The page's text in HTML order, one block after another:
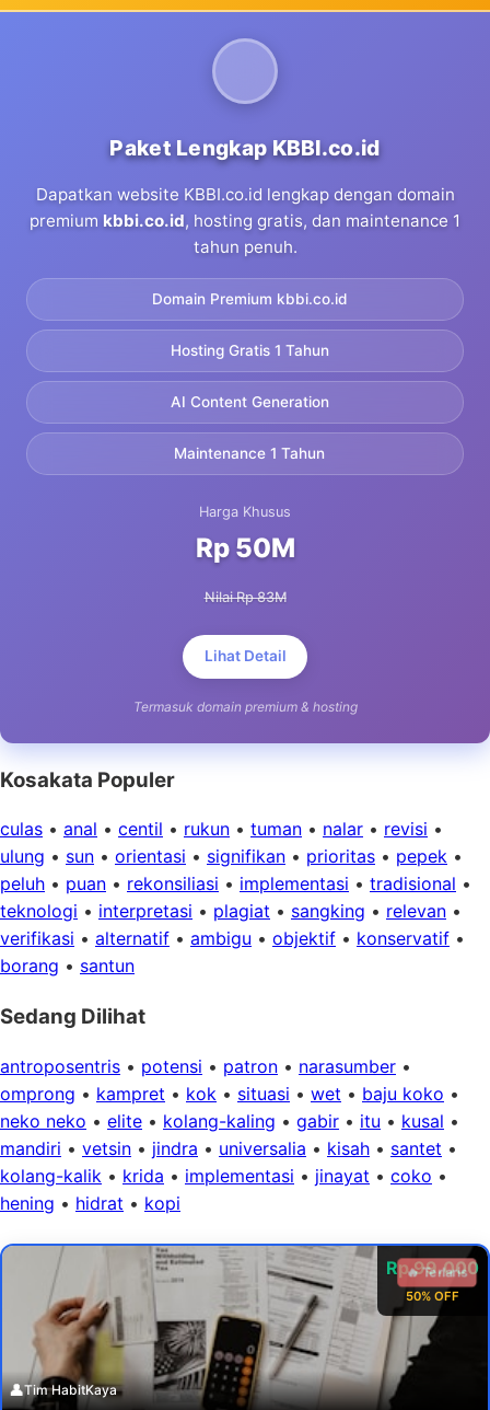
Paket Lengkap KBBI.co.id
Dapatkan website KBBI.co.id lengkap dengan domain
premium kbbi.co.id, hosting gratis, dan maintenance 1
tahun penuh.
Domain Premium kbbi.co.id
Hosting Gratis 1 Tahun
AI Content Generation
Maintenance 1 Tahun
Harga Khusus
Rp 50M
Nilai Rp 83M
Lihat Detail
Termasuk domain premium & hosting
Kosakata Populer
culas • anal • centil • rukun • tuman • nalar • revisi •
ulung • sun • orientasi • signifikan • prioritas • pepek •
peluh • puan • rekonsiliasi • implementasi • tradisional •
teknologi • interpretasi • plagiat • sangking • relevan •
verifikasi • alternatif • ambigu • objektif • konservatif •
borang • santun
Sedang Dilihat
antroposentris • potensi • patron • narasumber •
omprong • kampret • kok • situasi • wet • baju koko •
neko neko • elite • kolang-kaling • gabir • itu • kusal •
mandiri • vetsin • jindra • universalia • kisah • santet •
kolang-kalik • krida • implementasi • jinayat • coko •
hening • hidrat • kopi
Rp 99.000
50% OFF
🔥 Terlaris
👤Tim HabitKaya